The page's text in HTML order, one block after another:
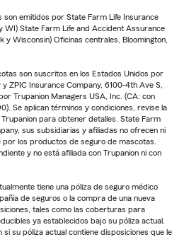
son emitidos por State Farm Life Insurance
WI) State Farm Life and Accident Assurance
y Wisconsin) Oficinas centrales, Bloomington,
son suscritos en los Estados Unidos por
ZPIC Insurance Company, 6100-4th Ave S,
Trupanion Managers USA, Inc. (CA: con
Se aplican términos y condiciones, revise la
para obtener detalles. State Farm
sus subsidiarias y afiliadas no ofrecen ni
los productos de seguro de mascotas.
y no está afiliada con Trupanion ni con
tiene una póliza de seguro médico
de seguros o la compra de una nueva
tales como las coberturas para
ya establecidos bajo su póliza actual.
si su póliza actual contiene disposiciones que le